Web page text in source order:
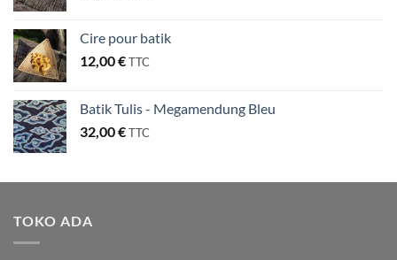
Cire pour batik
12,00€TTC
Batik Tulis - Megamendung Bleu
32,00€TTC
TOKO ADA